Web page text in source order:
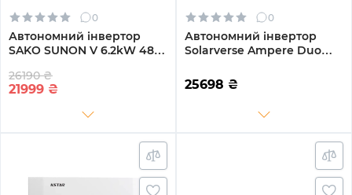
0
Автономний інвертор
SAKO SUNON V 6.2kW 48V
Однофазний (SUNON V
6.2kW)
26190 ₴
21999 ₴
0
Автономний інвертор
Solarverse Ampere Duo
Однофазний (SV6048AD)
25698 ₴